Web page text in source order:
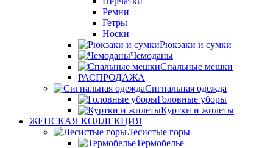
Ремни
Гетры
Носки
Рюкзаки и сумки
Чемоданы
Спальные мешки
РАСПРОДАЖА
Сигнальная одежда
Головные уборы
Куртки и жилеты
ЖЕНСКАЯ КОЛЛЕКЦИЯ
Лесистые горы
Термобелье